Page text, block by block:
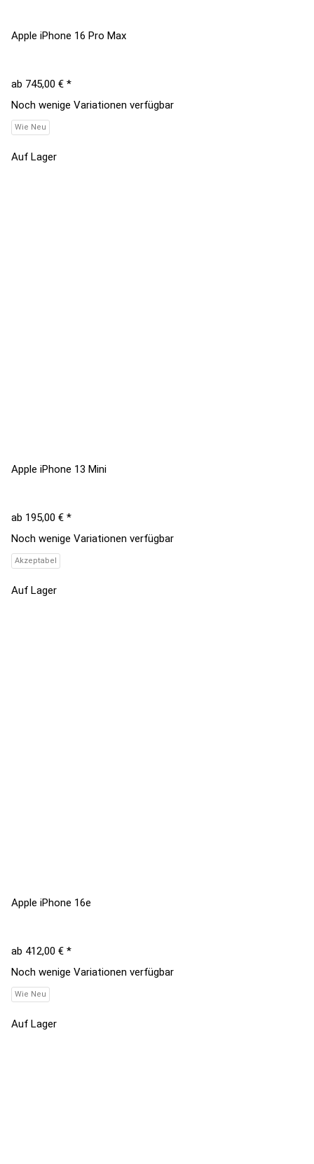
Apple iPhone 16 Pro Max
ab 745,00 € *
Noch wenige Variationen verfügbar
Wie Neu
Auf Lager
Apple iPhone 13 Mini
ab 195,00 € *
Noch wenige Variationen verfügbar
Akzeptabel
Auf Lager
Apple iPhone 16e
ab 412,00 € *
Noch wenige Variationen verfügbar
Wie Neu
Auf Lager